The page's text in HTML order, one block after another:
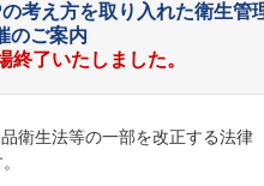
考え方を取り入れた衛生管
のご案内
了いたしました。
衛生法等の一部を改正する法